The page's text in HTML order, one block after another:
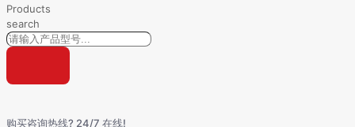
Products
search
购买咨询热线? 24/7 在线!